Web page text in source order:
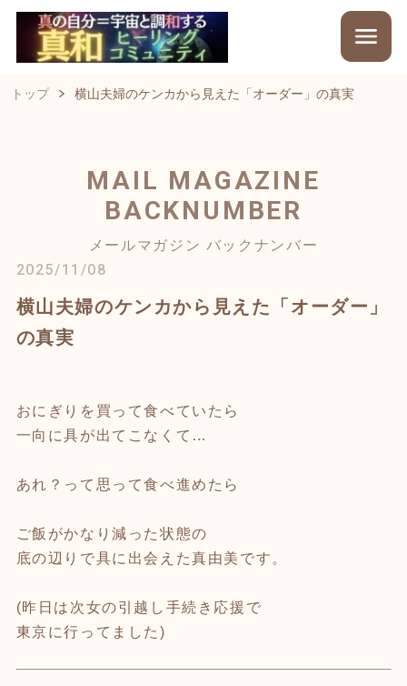
トップ 横山夫婦のケンカから見えた「オーダー」の真実
MAIL MAGAZINE
BACKNUMBER
メールマガジン バックナンバー
2025/11/08
横山夫婦のケンカから見えた「オーダー」
の真実
おにぎりを買って食べていたら
一向に具が出てこなくて…
あれ？って思って食べ進めたら
ご飯がかなり減った状態の
底の辺りで具に出会えた真由美です。
(昨日は次女の引越し手続き応援で
東京に行ってました)